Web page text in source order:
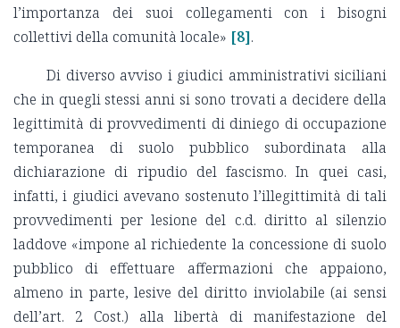
l’importanza dei suoi collegamenti con i bisogni
collettivi della comunità locale» [8].
Di diverso avviso i giudici amministrativi siciliani
che in quegli stessi anni si sono trovati a decidere della
legittimità di provvedimenti di diniego di occupazione
temporanea di suolo pubblico subordinata alla
dichiarazione di ripudio del fascismo. In quei casi,
infatti, i giudici avevano sostenuto l’illegittimità di tali
provvedimenti per lesione del c.d. diritto al silenzio
laddove «impone al richiedente la concessione di suolo
pubblico di effettuare affermazioni che appaiono,
almeno in parte, lesive del diritto inviolabile (ai sensi
dell’art. 2 Cost.) alla libertà di manifestazione del